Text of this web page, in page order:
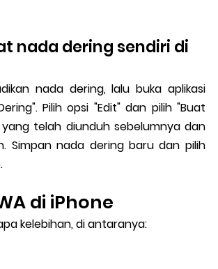
nada dering sendiri di
nada dering, lalu buka aplikasi
Pilih opsi "Edit" dan pilih "Buat
telah diunduh sebelumnya dan
Simpan nada dering baru dan pilih
di iPhone
kelebihan, di antaranya: